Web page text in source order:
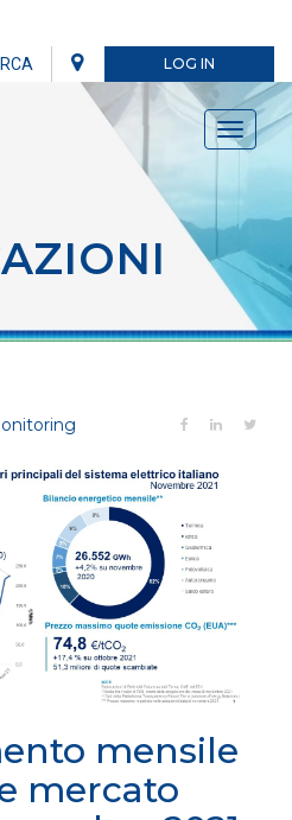
LOG IN
Toggle
mensile
mercato